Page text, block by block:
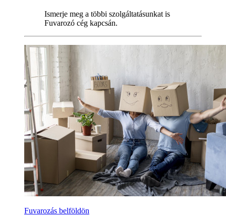
Ismerje meg a többi szolgáltatásunkat is
Fuvarozó cég kapcsán.
Fuvarozás belföldön